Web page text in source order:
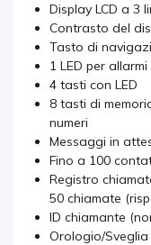
Display LCD a 3
Contrasto del
Tasto di
1 LED per
4 tasti con LED
8 tasti di
numeri
Messaggi in
Fino a 100
Registro
50 chiamate
ID chiamante
Orologio/Sveglia